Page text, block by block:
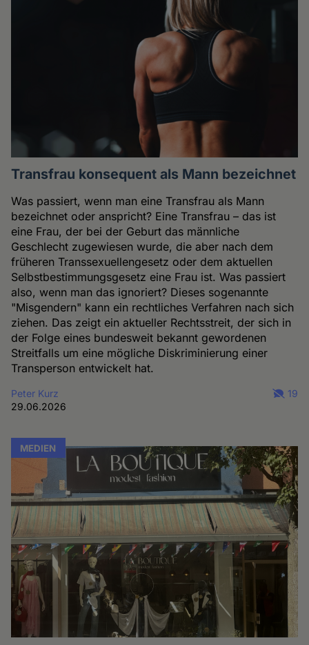
Transfrau konsequent als Mann bezeichnet
Was passiert, wenn man eine Transfrau als Mann
bezeichnet oder anspricht? Eine Transfrau – das ist
eine Frau, der bei der Geburt das männliche
Geschlecht zugewiesen wurde, die aber nach dem
früheren Transsexuellengesetz oder dem aktuellen
Selbstbestimmungsgesetz eine Frau ist. Was passiert
also, wenn man das ignoriert? Dieses sogenannte
"Misgendern" kann ein rechtliches Verfahren nach sich
ziehen. Das zeigt ein aktueller Rechtsstreit, der sich in
der Folge eines bundesweit bekannt gewordenen
Streitfalls um eine mögliche Diskriminierung einer
Transperson entwickelt hat.
Peter Kurz
29.06.2026
19
MEDIEN